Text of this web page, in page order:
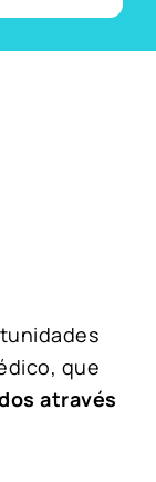
que
através